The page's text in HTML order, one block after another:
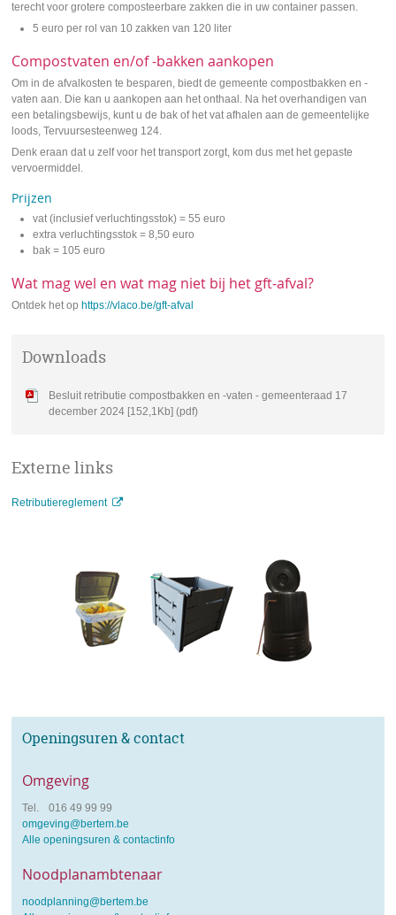
terecht voor grotere composteerbare zakken die in uw container passen.
5 euro per rol van 10 zakken van 120 liter
Compostvaten en/of -bakken aankopen
Om in de afvalkosten te besparen, biedt de gemeente compostbakken en -
vaten aan. Die kan u aankopen aan het onthaal. Na het overhandigen van
een betalingsbewijs, kunt u de bak of het vat afhalen aan de gemeentelijke
loods, Tervuursesteenweg 124.
Denk eraan dat u zelf voor het transport zorgt, kom dus met het gepaste
vervoermiddel.
Prijzen
vat (inclusief verluchtingsstok) = 55 euro
extra verluchtingsstok = 8,50 euro
bak = 105 euro
Wat mag wel en wat mag niet bij het gft-afval?
Ontdek het ophttps://vlaco.be/gft-afval
Downloads
Besluit retributie compostbakken en -vaten - gemeenteraad 17
december 2024 [152,1Kb] (pdf)
Externe links
Retributiereglement
Openingsuren & contact
Omgeving
Tel. tel.016 49 99 99
e-
mail
omgeving@bertem.be
Alle openingsuren & contactinfo
Noodplanambtenaar
e-
noodplanning@bertem.be